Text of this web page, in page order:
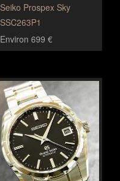
Seiko Prospex Sky
SSC263P1
Environ 699 €